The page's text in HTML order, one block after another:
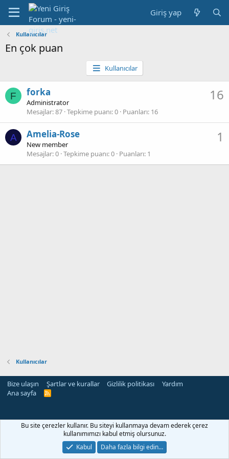
Giriş yap
Kullanıcılar
En çok puan
Kullanıcılar
F 16
forka
Administrator
Mesajlar 87 Tepkime puanı 0 Puanları 16
A 1
Amelia-Rose
New member
Mesajlar 0 Tepkime puanı 0 Puanları 1
Kullanıcılar
Bize ulaşın Şartlar ve kurallar Gizlilik politikası
Yardım
Ana sayfa
R
Bu site çerezler kullanır. Bu siteyi kullanmaya devam ederek çerez
kullanımımızı kabul etmiş olursunuz.
Kabul
Daha fazla bilgi edin…